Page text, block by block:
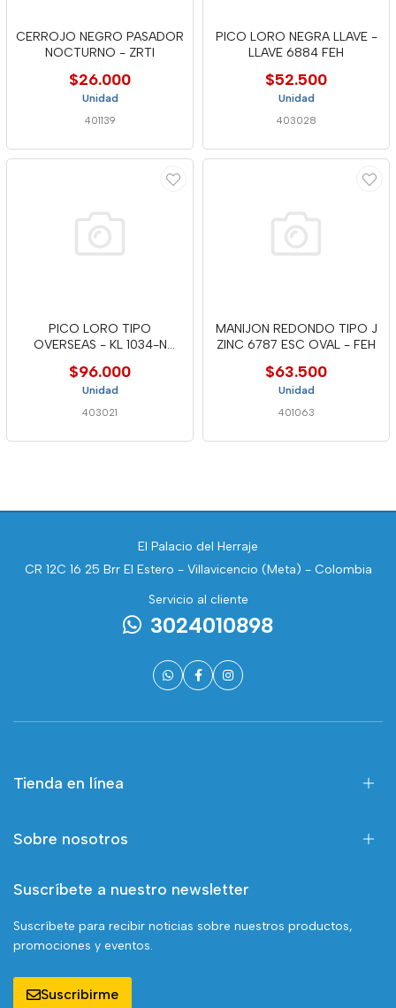
CERROJO NEGRO PASADOR
NOCTURNO - ZRTI
$26.000
Unidad
401139
PICO LORO NEGRA LLAVE -
LLAVE 6884 FEH
$52.500
Unidad
403028
PICO LORO TIPO
OVERSEAS - KL 1034-N
$96.000
Unidad
403021
MANIJON REDONDO TIPO J
ZINC 6787 ESC OVAL - FEH
$63.500
Unidad
401063
El Palacio del Herraje
CR 12C 16 25 Brr El Estero - Villavicencio (Meta) - Colombia
Servicio al cliente
3024010898
Tienda en línea
Sobre nosotros
Suscríbete a nuestro newsletter
Suscríbete para recibir noticias sobre nuestros productos,
promociones y eventos.
Suscribirme